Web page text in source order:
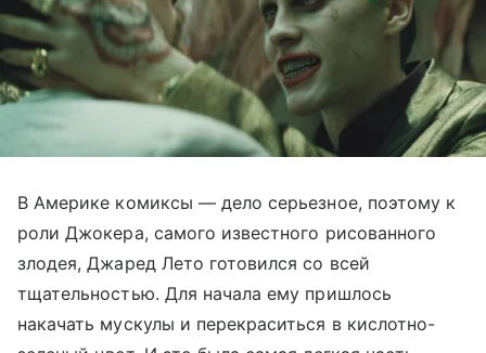
В Америке комиксы — дело серьезное, поэтому к
роли Джокера, самого известного рисованного
злодея, Джаред Лето готовился со всей
тщательностью. Для начала ему пришлось
накачать мускулы и перекраситься в кислотно-